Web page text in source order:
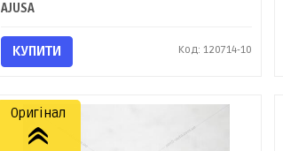
AJUSA
КУПИТИ Код: 120714-10
Оригінал